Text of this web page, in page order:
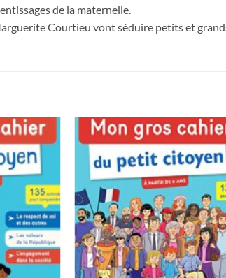
de la maternelle.
Courtieu vont séduire petits et